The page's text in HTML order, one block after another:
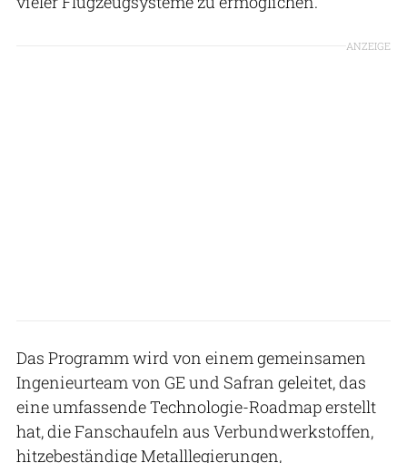
ANZEIGE
Das Programm wird von einem gemeinsamen
Ingenieurteam von GE und Safran geleitet, das
eine umfassende Technologie-Roadmap erstellt
hat, die Fanschaufeln aus Verbundwerkstoffen,
hitzebeständige Metalllegierungen,